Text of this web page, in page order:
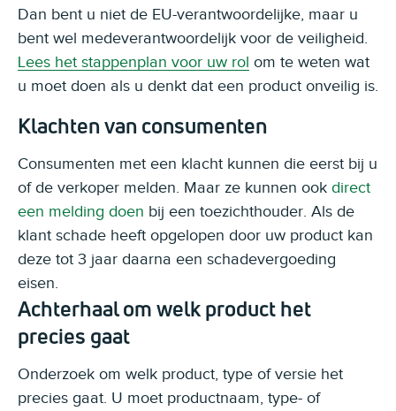
Dan bent u niet de EU-verantwoordelijke, maar u
bent wel medeverantwoordelijk voor de veiligheid.
Lees het stappenplan voor uw rol om te weten wat
u moet doen als u denkt dat een product onveilig is.
Klachten van consumenten
Consumenten met een klacht kunnen die eerst bij u
of de verkoper melden. Maar ze kunnen ook direct
een melding doen bij een toezichthouder. Als de
klant schade heeft opgelopen door uw product kan
deze tot 3 jaar daarna een schadevergoeding
eisen.
Achterhaal om welk product het
precies gaat
Onderzoek om welk product, type of versie het
precies gaat. U moet productnaam, type- of